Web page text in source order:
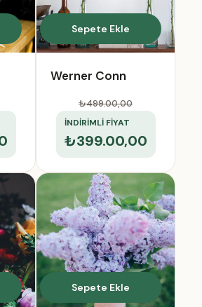
Sepete Ekle
Werner Conn
₺499.00,00
İNDİRİMLİ FİYAT
₺399.00,00
Sepete Ekle